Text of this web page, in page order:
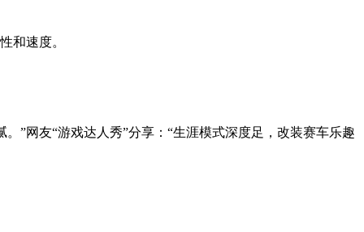
和速度。
”网友“游戏达人秀”分享：“生涯模式深度足，改装赛车乐趣